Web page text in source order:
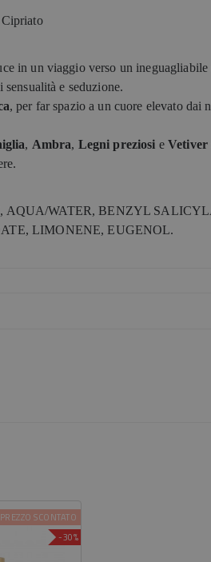
in un viaggio verso un
e seduzione.
, per far spazio a un cuore elevato dai
, Ambra, Legni preziosi eVetiver
AQUA/WATER, BENZYL
LIMONENE, EUGENOL.
-30%
PREZZO SCONTATO